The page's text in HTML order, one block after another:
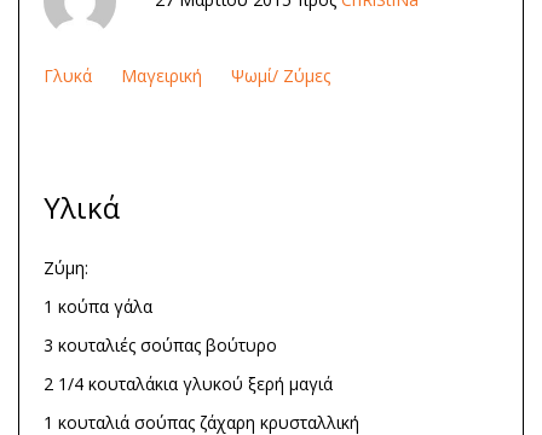
Γλυκά Μαγειρική Ψωμί/ Ζύμες
Υλικά
Ζύμη:
1 κούπα γάλα
3 κουταλιές σούπας βούτυρο
2 1/4 κουταλάκια γλυκού ξερή μαγιά
1 κουταλιά σούπας ζάχαρη κρυσταλλική